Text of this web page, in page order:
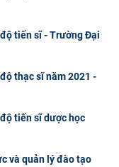
tiến sĩ - Trường Đại
thạc sĩ năm 2021 -
tiến sĩ dược học
và quản lý đào tạo